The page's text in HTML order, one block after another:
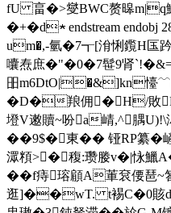
fU 畗�>燮BWC赘暤m|q
�+�d★ endstream endobj
um�,-氫�7┱[洕悧鑬H匤趻
囔焘庶�"�0�7髰9肾
昍m6DtO|�&]kn懛
�D�羪佣�H/敗P
墱V遫贖~吩a崝,^腢U)!\
��9$�東� � 铔RP纂 �
潀頪>�稪:瓒媵v�|怺
��f痔瑢顅A莗袞偠琶
逛]��wT. t裼C�0賅